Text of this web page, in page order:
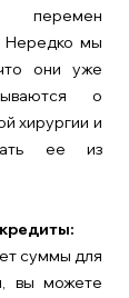
перемен
Нередко мы
они уже
о
хирургии и
ее из
суммы для
вы можете